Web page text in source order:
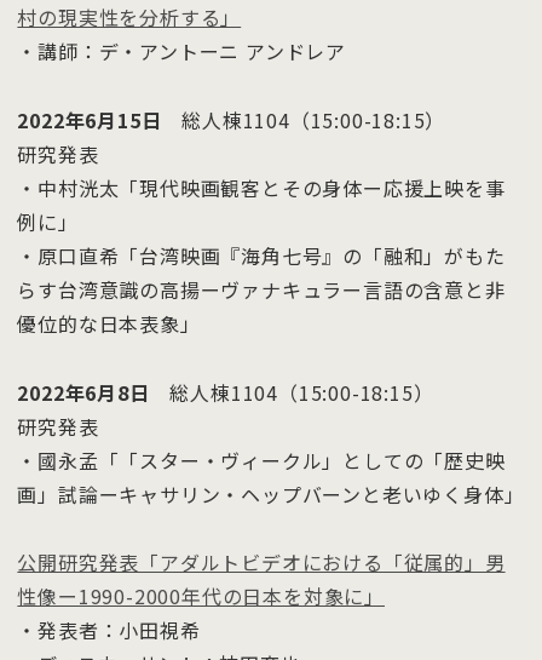
村の現実性を分析する」
・講師：デ・アントーニ アンドレア
2022年6月15日 総人棟1104（15:00-18:15）
研究発表
・中村洸太「現代映画観客とその身体ー応援上映を事
例に」
・原口直希「台湾映画『海角七号』の「融和」がもた
らす台湾意識の高揚ーヴァナキュラー言語の含意と非
優位的な日本表象」
2022年6月8日
総人棟1104（15:00-18:15）
研究発表
・國永孟「「スター・ヴィークル」としての「歴史映
画」試論ーキャサリン・ヘップバーンと老いゆく身体」
公開研究発表「アダルトビデオにおける「従属的」男
性像ー1990-2000年代の日本を対象に」
・発表者：小田視希